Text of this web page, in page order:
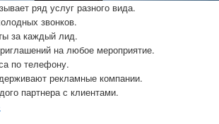
ряд услуг разного вида.
звонков.
за каждый лид.
на любое мероприятие.
по телефону.
рекламные компании.
партнера с клиентами.